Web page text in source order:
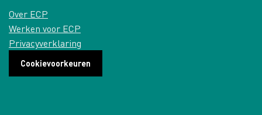
Over ECP
Werken voor ECP
Privacyverklaring
Cookievoorkeuren